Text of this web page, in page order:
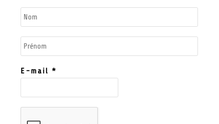
E-mail *